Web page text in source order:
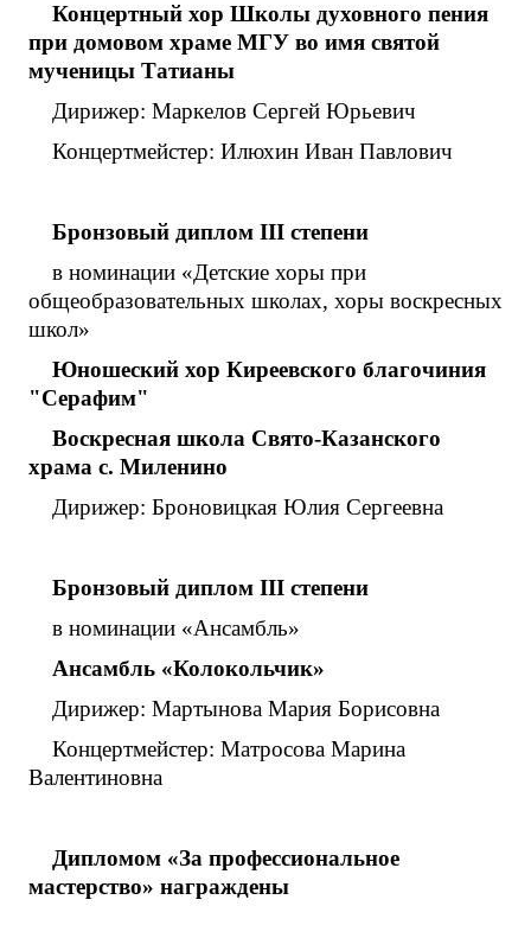
Концертный хор Школы духовного пения
при домовом храме МГУ во имя святой
мученицы Татианы
Дирижер: Маркелов Сергей Юрьевич
Концертмейстер: Илюхин Иван Павлович
Бронзовый диплом III степени
в номинации «Детские хоры при
общеобразовательных школах, хоры воскресных
школ»
Юношеский хор Киреевского благочиния
"Серафим"
Воскресная школа Свято-Казанского
храма с. Миленино
Дирижер: Броновицкая Юлия Сергеевна
Бронзовый диплом III степени
в номинации «Ансамбль»
Ансамбль «Колокольчик»
Дирижер: Мартынова Мария Борисовна
Концертмейстер: Матросова Марина
Валентиновна
Дипломом «За профессиональное
мастерство» награждены